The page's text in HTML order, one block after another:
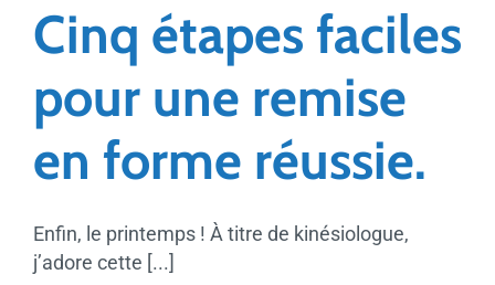
Cinq étapes faciles
pour une remise
en forme réussie.
Enfin, le printemps ! À titre de kinésiologue,
j’adore cette [...]